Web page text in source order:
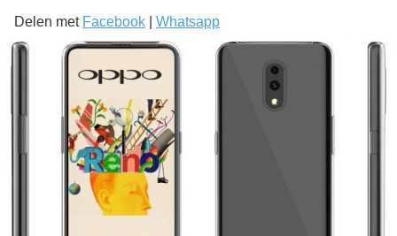
Delen met Facebook Whatsapp